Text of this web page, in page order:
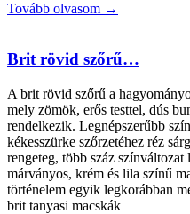
Tovább olvasom →
Brit rövid szőrű…
A brit rövid szőrű a
mely zömök, erős testtel, dús
rendelkezik. Legnépszerűbb
kékesszürke szőrzetéhez réz
rengeteg, több száz
márványos, krém és lila színű
történelem egyik legkorábban
brit tanyasi macskák